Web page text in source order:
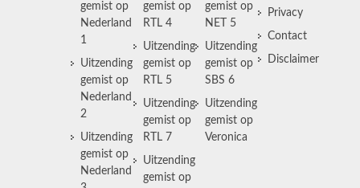
gemist op
Nederland
1
Uitzending
gemist op
Nederland
2
Uitzending
gemist op
Nederland
gemist op
RTL 4
Uitzending
gemist op
RTL 5
Uitzending
gemist op
RTL 7
Uitzending
gemist op
gemist op
NET 5
Uitzending
gemist op
SBS 6
Uitzending
gemist op
Veronica
Privacy
Contact
Disclaimer